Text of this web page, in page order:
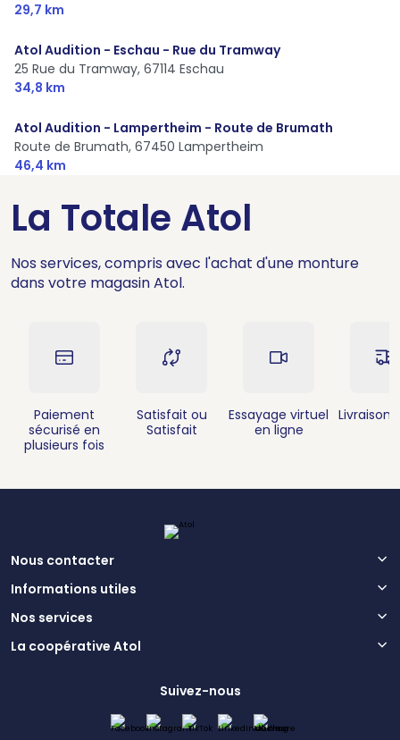
29,7 km
Atol Audition - Eschau - Rue du Tramway
25 Rue du Tramway, 67114 Eschau
34,8 km
Atol Audition - Lampertheim - Route de Brumath
Route de Brumath, 67450 Lampertheim
46,4 km
La Totale Atol
Nos services, compris avec l'achat d'une monture
dans votre magasin Atol.
Paiement
sécurisé en
plusieurs fois
Satisfait ou
Satisfait
Essayage virtuel
en ligne
Livraison
Nous contacter
Informations utiles
Nos services
La coopérative Atol
Suivez-nous